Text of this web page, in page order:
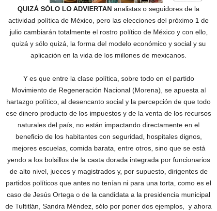
QUIZÁ SÓLO LO ADVIERTAN analistas o seguidores de la
actividad política de México, pero las elecciones del próximo 1 de
julio cambiarán totalmente el rostro político de México y con ello,
quizá y sólo quizá, la forma del modelo económico y social y su
aplicación en la vida de los millones de mexicanos.
Y es que entre la clase política, sobre todo en el partido
Movimiento de Regeneración Nacional (Morena), se apuesta al
hartazgo político, al desencanto social y la percepción de que todo
ese dinero producto de los impuestos y de la venta de los recursos
naturales del país, no están impactando directamente en el
beneficio de los habitantes con seguridad, hospitales dignos,
mejores escuelas, comida barata, entre otros, sino que se está
yendo a los bolsillos de la casta dorada integrada por funcionarios
de alto nivel, jueces y magistrados y, por supuesto, dirigentes de
partidos políticos que antes no tenían ni para una torta, como es el
caso de Jesús Ortega o de la candidata a la presidencia municipal
de Tultitlán, Sandra Méndez, sólo por poner dos ejemplos, y ahora